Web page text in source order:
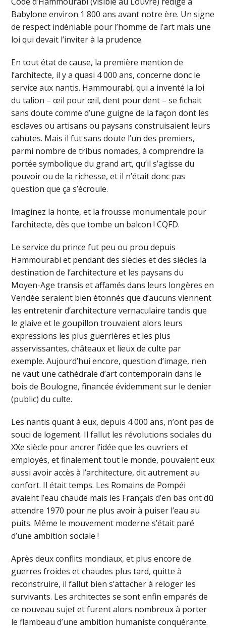
Babylone environ 1 800 ans avant notre ère. Un signe
de respect indéniable pour l’homme de l’art mais une
loi qui devait l’inviter à la prudence.
En tout état de cause, la première mention de
l’architecte, il y a quasi 4 000 ans, concerne donc le
service aux nantis. Hammourabi, qui a inventé la loi
du talion – œil pour œil, dent pour dent – se fichait
sans doute comme d’une guigne de la façon dont les
esclaves ou artisans ou paysans construisaient leurs
cahutes. Mais il fut sans doute l’un des premiers,
parmi nombre de tribus nomades, à comprendre la
portée symbolique du grand art, qu’il s’agisse du
pouvoir ou de la richesse, et il n’était donc pas
question que ça s’écroule.
Imaginez la honte, et la frousse monumentale pour
l’architecte, dès que tombe un balcon ! CQFD.
Le service du prince fut peu ou prou depuis
Hammourabi et pendant des siècles et des siècles la
destination de l’architecture et les paysans du
Moyen-Age transis et affamés dans leurs longères en
Vendée seraient bien étonnés que d’aucuns viennent
les entretenir d’architecture vernaculaire tandis que
le glaive et le goupillon trouvaient alors leurs
expressions les plus guerrières et les plus
asservissantes, châteaux et lieux de culte par
exemple. Aujourd’hui encore, question d’image, rien
ne vaut une cathédrale d’art contemporain dans le
bois de Boulogne, financée évidemment sur le denier
(public) du culte.
Les nantis quant à eux, depuis 4 000 ans, n’ont pas de
souci de logement. Il fallut les révolutions sociales du
XXe siècle pour ancrer l’idée que les ouvriers et
employés, et finalement tout le monde, pouvaient eux
aussi avoir accès à l’architecture, dit autrement au
confort. Il était temps. Les Romains de Pompéi
avaient l’eau chaude mais les Français d’en bas ont dû
attendre 1970 pour ne plus avoir à puiser l’eau au
puits. Même le mouvement moderne s’était paré
d’une ambition sociale !
Après deux conflits mondiaux, et plus encore de
guerres froides et chaudes plus tard, quitte à
reconstruire, il fallut bien s’attacher à reloger les
survivants. Les architectes se sont enfin emparés de
ce nouveau sujet et furent alors nombreux à porter
le flambeau d’une ambition humaniste conquérante.